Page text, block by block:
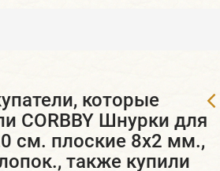
которые
CORBBY Шнурки для
см. плоские 8х2 мм.,
также купили